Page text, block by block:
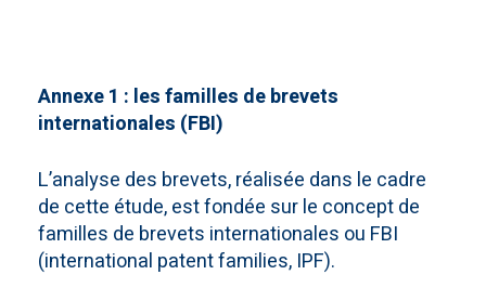
Annexe 1 : les familles de brevets
internationales (FBI)
L’analyse des brevets, réalisée dans le cadre
de cette étude, est fondée sur le concept de
familles de brevets internationales ou FBI
(international patent families, IPF).